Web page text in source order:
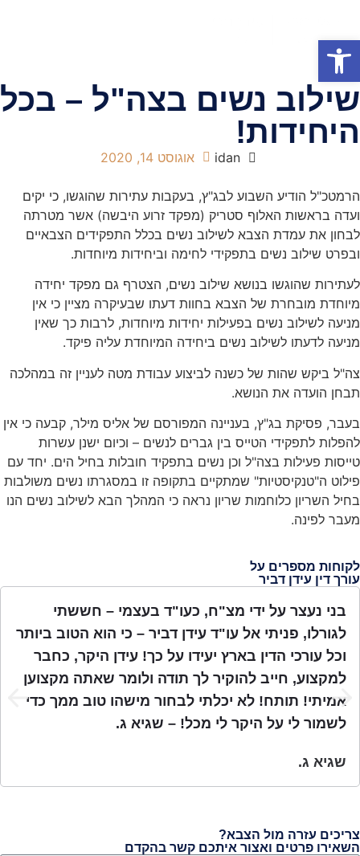
פתח סרגל נגישות
שילוב נשים בצה"ל – בכל
היחידות!
idan אוגוסט 14, 2020
הרמטכ"ל הודיע השבוע לבג"ץ, בעקבות עתירות שהוגשו, כי יקים
ועדה בראשות האלוף סטריק (מפקד זרוע היבשה) אשר מטרתה
לבחון את עמדת הצבא לשילוב נשים בכלל התפקידים הצבאיים
ובפרט שילוב נשים בתפקידי לחימה וביחידות מיוחדות.
לעתירות שהוגשו בנושא שילוב נשים, הצטרף גם מפקד יחידה
מיוחדת מובחרת של הצבא בחוות דעתו שבעיקרה מציין כי אין
מניעה לשילוב נשים בפעילות יחידות מיוחדות, לרבות כך שאין
מניעה לדעתו לשילוב נשים ביחידה המיוחדת עליה פיקד.
צה"ל ביקש שהות של כשנה לביצוע עבודת מטה לעניין זה במהלכה
תבחן הועדה את הנושא.
בעבר, פסיקת בג"ץ, בעניינה המפורסם של אליס מילר, קבעה כי אין
להפלות לתפקידי הטייס בין גברים לנשים – וכיום ישנן עשרות
טייסות פעילות בצה"ל וכן נשים בתפקיד חובלות בחיל הים. יחד עם
פילוט ה"טנקיסטיות" שמתקיים בתקופה זו במסגרתו נשים משולבות
בחיל השריון כלוחמות שריון נראה כי המהלך הבא לשילוב נשים הנו
מעבר לפינה.
לקוחות מספרים על
עורך דין עידן דביר
בני נעצר על ידי מצ"ח, כעו"ד בעצמי – חששתי
לגורלו, פניתי אל עו"ד עידן דביר – כי הוא הטוב ביותר
וכל עורכי הדין בארץ יעידו על כך! עידן היקר, כחבר
למקצוע, חייב להוקיר לך תודה ולומר שאתה מקצוען
אמיתי! תותח! לא יכלתי לבחור מישהו טוב ממך כדי
לשמור לי על היקר לי מכל! – שגיא ג.
שגיא ג.
צריכים עזרה מול הצבא?
השאירו פרטים ואצור איתכם קשר בהקדם